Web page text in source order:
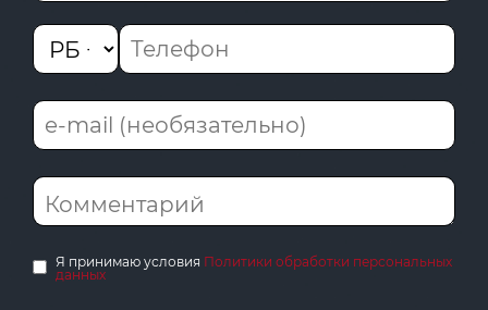
Я принимаю условия Политики обработки персональных
данных